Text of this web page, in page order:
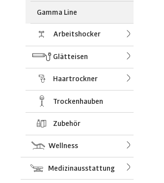
Gamma Line
Arbeitshocker
Glätteisen
Haartrockner
Trockenhauben
Zubehör
Wellness
Medizinausstattung